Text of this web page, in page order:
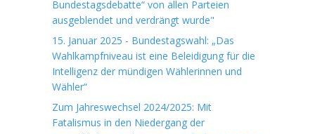
Bundestagsdebatte“ von allen Parteien
ausgeblendet und verdrängt wurde"
15. Januar 2025 - Bundestagswahl: „Das
Wahlkampfniveau ist eine Beleidigung für die
Intelligenz der mündigen Wählerinnen und
Wähler“
Zum Jahreswechsel 2024/2025: Mit
Fatalismus in den Niedergang der